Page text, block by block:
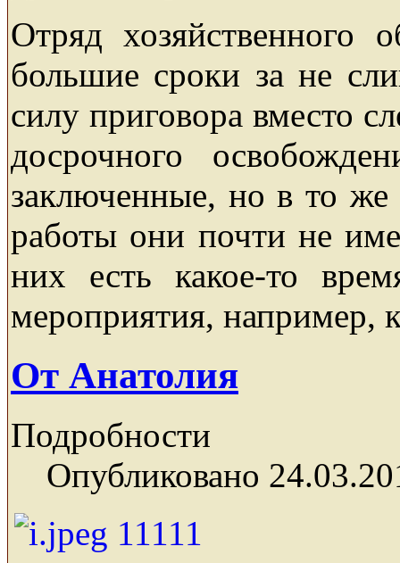
Отряд хозяйственного
большие сроки за не
силу приговора вместо
досрочного
заключенные, но в то же
работы они почти не
них есть какое-то
мероприятия, например,
От Анатолия
Подробности
Опубликовано